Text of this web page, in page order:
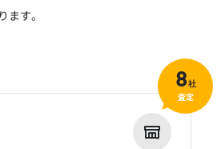
ます。
8社
査定